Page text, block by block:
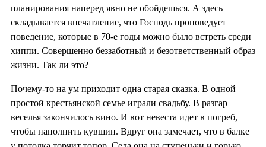
планирования наперед явно не обойдешься. А здесь
складывается впечатление, что Господь проповедует
поведение, которые в 70-е годы можно было встреть среди
хиппи. Совершенно беззаботный и безответственный образ
жизни. Так ли это?
Почему-то на ум приходит одна старая сказка. В одной
простой крестьянской семье играли свадьбу. В разгар
веселья закончилось вино. И вот невеста идет в погреб,
чтобы наполнить кувшин. Вдруг она замечает, что в балке